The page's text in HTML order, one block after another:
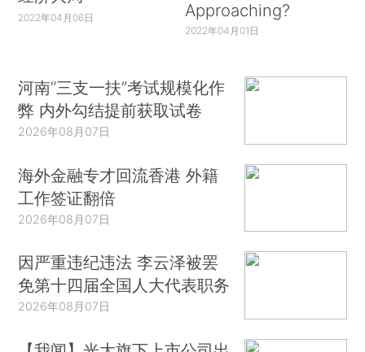
2022年04月06日
Approaching?
2022年04月01日
河南“三支一扶”考试规模化作
弊 内外勾结提前获取试卷
2026年08月07日
海外金融专才回流香港 外籍
工作签证翻倍
2026年08月07日
因严重违纪违法 李云泽被罢
免第十四届全国人大代表职务
2026年08月07日